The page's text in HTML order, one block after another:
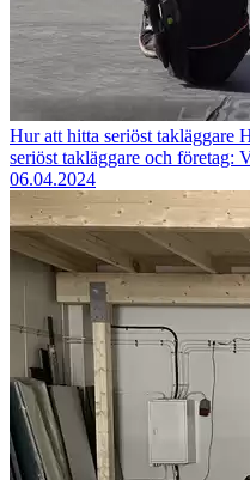
Hur att hitta seriöst takläggare
seriöst takläggare och företag:
06.04.2024